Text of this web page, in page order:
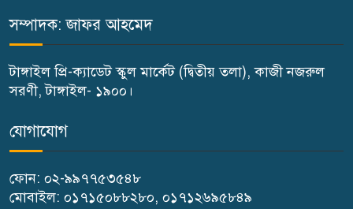
ফ্রি ব্লাড গ্রুপিং ক্যাম্পেইন
গোপালপুরে কৃষক দলের বিজয়
সম্পাদক: জাফর আহমেদ
টাঙ্গাইল প্রি-ক্যাডেট স্কুল মার্কেট (দ্বিতীয় তলা), কাজী নজরুল
সরণী, টাঙ্গাইল- ১৯০০।
যোগাযোগ
ফোন: ০২-৯৯৭৭৫৩৫৪৮
মোবাইল: ০১৭১৫০৮৮২৮০, ০১৭১২৬৯৫৮৪৯